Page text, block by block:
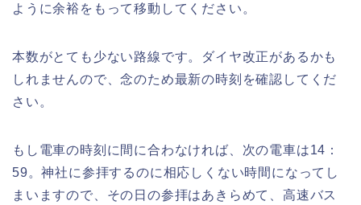
ように余裕をもって移動してください。
本数がとても少ない路線です。ダイヤ改正があるかも
しれませんので、念のため最新の時刻を確認してくだ
さい。
もし電車の時刻に間に合わなければ、次の電車は14：
59。神社に参拝するのに相応しくない時間になってし
まいますので、その日の参拝はあきらめて、高速バス